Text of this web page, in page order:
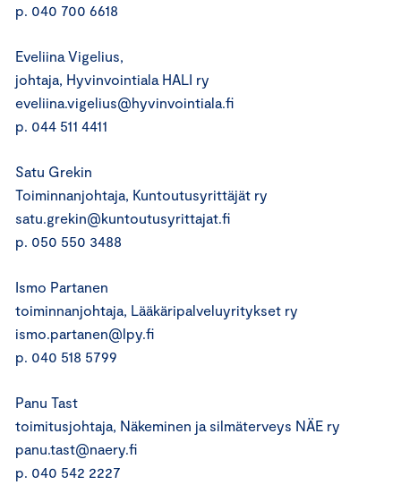
p. 040 700 6618
Eveliina Vigelius,
johtaja, Hyvinvointiala HALI ry
eveliina.vigelius@hyvinvointiala.fi
p. 044 511 4411
Satu Grekin
Toiminnanjohtaja, Kuntoutusyrittäjät ry
satu.grekin@kuntoutusyrittajat.fi
p. 050 550 3488
Ismo Partanen
toiminnanjohtaja, Lääkäripalveluyritykset ry
ismo.partanen@lpy.fi
p. 040 518 5799
Panu Tast
toimitusjohtaja, Näkeminen ja silmäterveys NÄE ry
panu.tast@naery.fi
p. 040 542 2227